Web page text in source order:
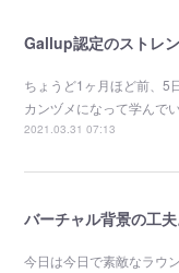
ちょうど1ヶ月ほど前、5
カンヅメになって学んで
2021.03.31 07:13
バーチャル背景の工
今日は今日で素敵なラウ